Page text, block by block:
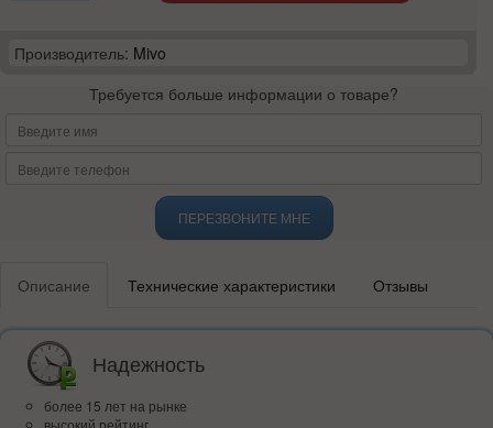
Производитель: Mivo
Требуется больше информации о товаре?
ПЕРЕЗВОНИТЕ МНЕ
Описание Технические характеристики Отзывы
Надежность
более 15 лет на рынке
высокий рейтинг